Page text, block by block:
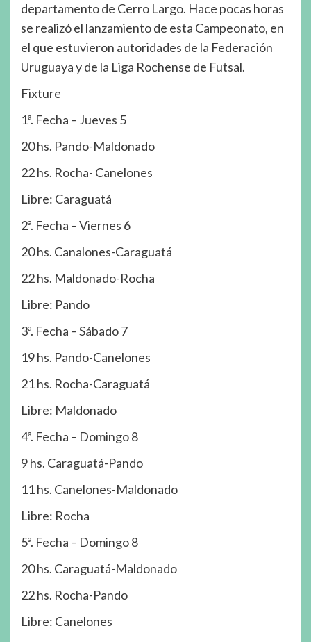
departamento de Cerro Largo. Hace pocas horas
se realizó el lanzamiento de esta Campeonato, en
el que estuvieron autoridades de la Federación
Uruguaya y de la Liga Rochense de Futsal.
Fixture
1ª. Fecha – Jueves 5
20 hs. Pando-Maldonado
22 hs. Rocha- Canelones
Libre: Caraguatá
2ª. Fecha – Viernes 6
20 hs. Canalones-Caraguatá
22 hs. Maldonado-Rocha
Libre: Pando
3ª. Fecha – Sábado 7
19 hs. Pando-Canelones
21 hs. Rocha-Caraguatá
Libre: Maldonado
4ª. Fecha – Domingo 8
9 hs. Caraguatá-Pando
11 hs. Canelones-Maldonado
Libre: Rocha
5ª. Fecha – Domingo 8
20 hs. Caraguatá-Maldonado
22 hs. Rocha-Pando
Libre: Canelones